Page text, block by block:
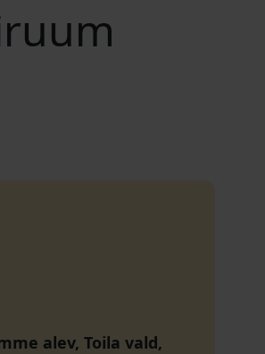
alev, Toila vald,